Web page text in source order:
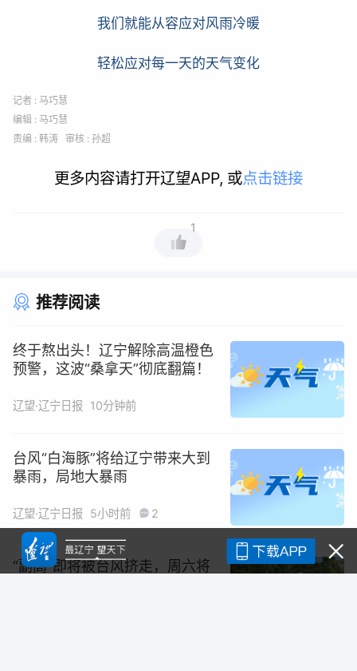
我们就能从容应对风雨冷暖
轻松应对每一天的天气变化
记者 : 马巧慧
编辑 : 马巧慧
责编 : 韩涛 审核 : 孙超
更多内容请打开辽望APP, 或点击链接
1
推荐阅读
终于熬出头！辽宁解除高温橙色
预警，这波“桑拿天”彻底翻篇！
辽望·辽宁日报 10分钟前
台风“白海豚”将给辽宁带来大到
暴雨，局地大暴雨
辽望·辽宁日报 5小时前 2
“副高”即将被台风挤走，周六将